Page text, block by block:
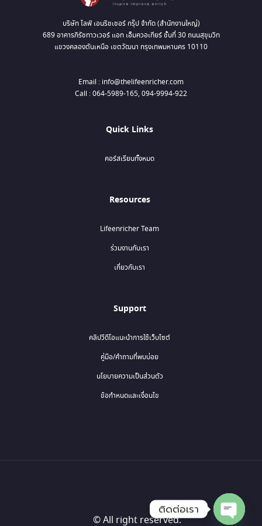
บริษัท ไลฟ์ เอนริชเชอร์ กรุ๊ป จำกัด (สำนักงานใหญ่)
689 อาคารภิรัชทาวเวอร์ แอท เอ็มควอเทียร์ ชั้นที่ 30 ถนนสุขุมวิท
แขวงคลองตันเหนือ เขตวัฒนา กรุงเทพมหานคร 10110
Email : info@thelifeenricher.com
Call : 064-5989-165, 094-9994-922
Quick Links
คอร์สเรียนทั้งหมด
Resources
Lifeenricher Team
ร่วมงานกับเรา
เกี่ยวกับเรา
Support
คลิปวีดีโอแนะนำการใช้เว็บไซต์
คู่มือ/คำถามที่พบบ่อย
นโยบายความเป็นส่วนตัว
ข้อกำหนดและเงื่อนไข
© All right reserved.
ติดต่อเรา